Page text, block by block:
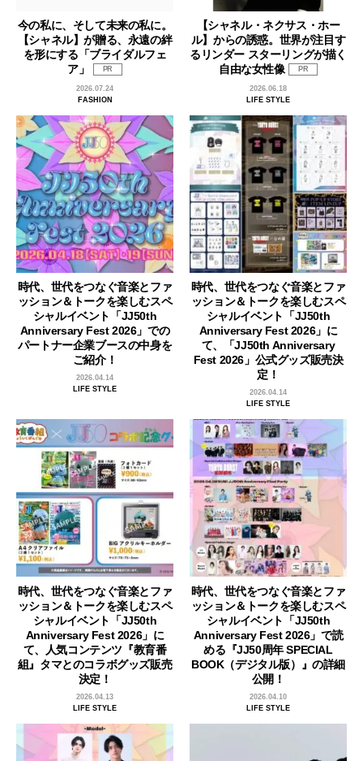
今の私に、そして未来の私に。
【シャネル】が贈る、永遠の絆
を形にする「ブライダルフェ
ア」
PR
2026.07.24
FASHION
【シャネル・ネクサス・ホー
ル】からの誘惑。世界が注目す
るリンダー スターリングが描く
自由な女性像
PR
2026.06.18
LIFE STYLE
時代、世代をつなぐ音楽とファ
ッション＆トークを楽しむスペ
シャルイベント「JJ50th
Anniversary Fest 2026」での
パートナー企業ブースの中身を
ご紹介！
2026.04.14
LIFE STYLE
時代、世代をつなぐ音楽とファ
ッション＆トークを楽しむスペ
シャルイベント「JJ50th
Anniversary Fest 2026」に
て、「JJ50th Anniversary
Fest 2026」公式グッズ販売決
定！
2026.04.14
LIFE STYLE
時代、世代をつなぐ音楽とファ
ッション＆トークを楽しむスペ
シャルイベント「JJ50th
Anniversary Fest 2026」に
て、人気コンテンツ『教育番
組』タマとのコラボグッズ販売
決定！
2026.04.13
LIFE STYLE
時代、世代をつなぐ音楽とファ
ッション＆トークを楽しむスペ
シャルイベント「JJ50th
Anniversary Fest 2026」で読
める『JJ50周年 SPECIAL
BOOK（デジタル版）』の詳細
公開！
2026.04.10
LIFE STYLE